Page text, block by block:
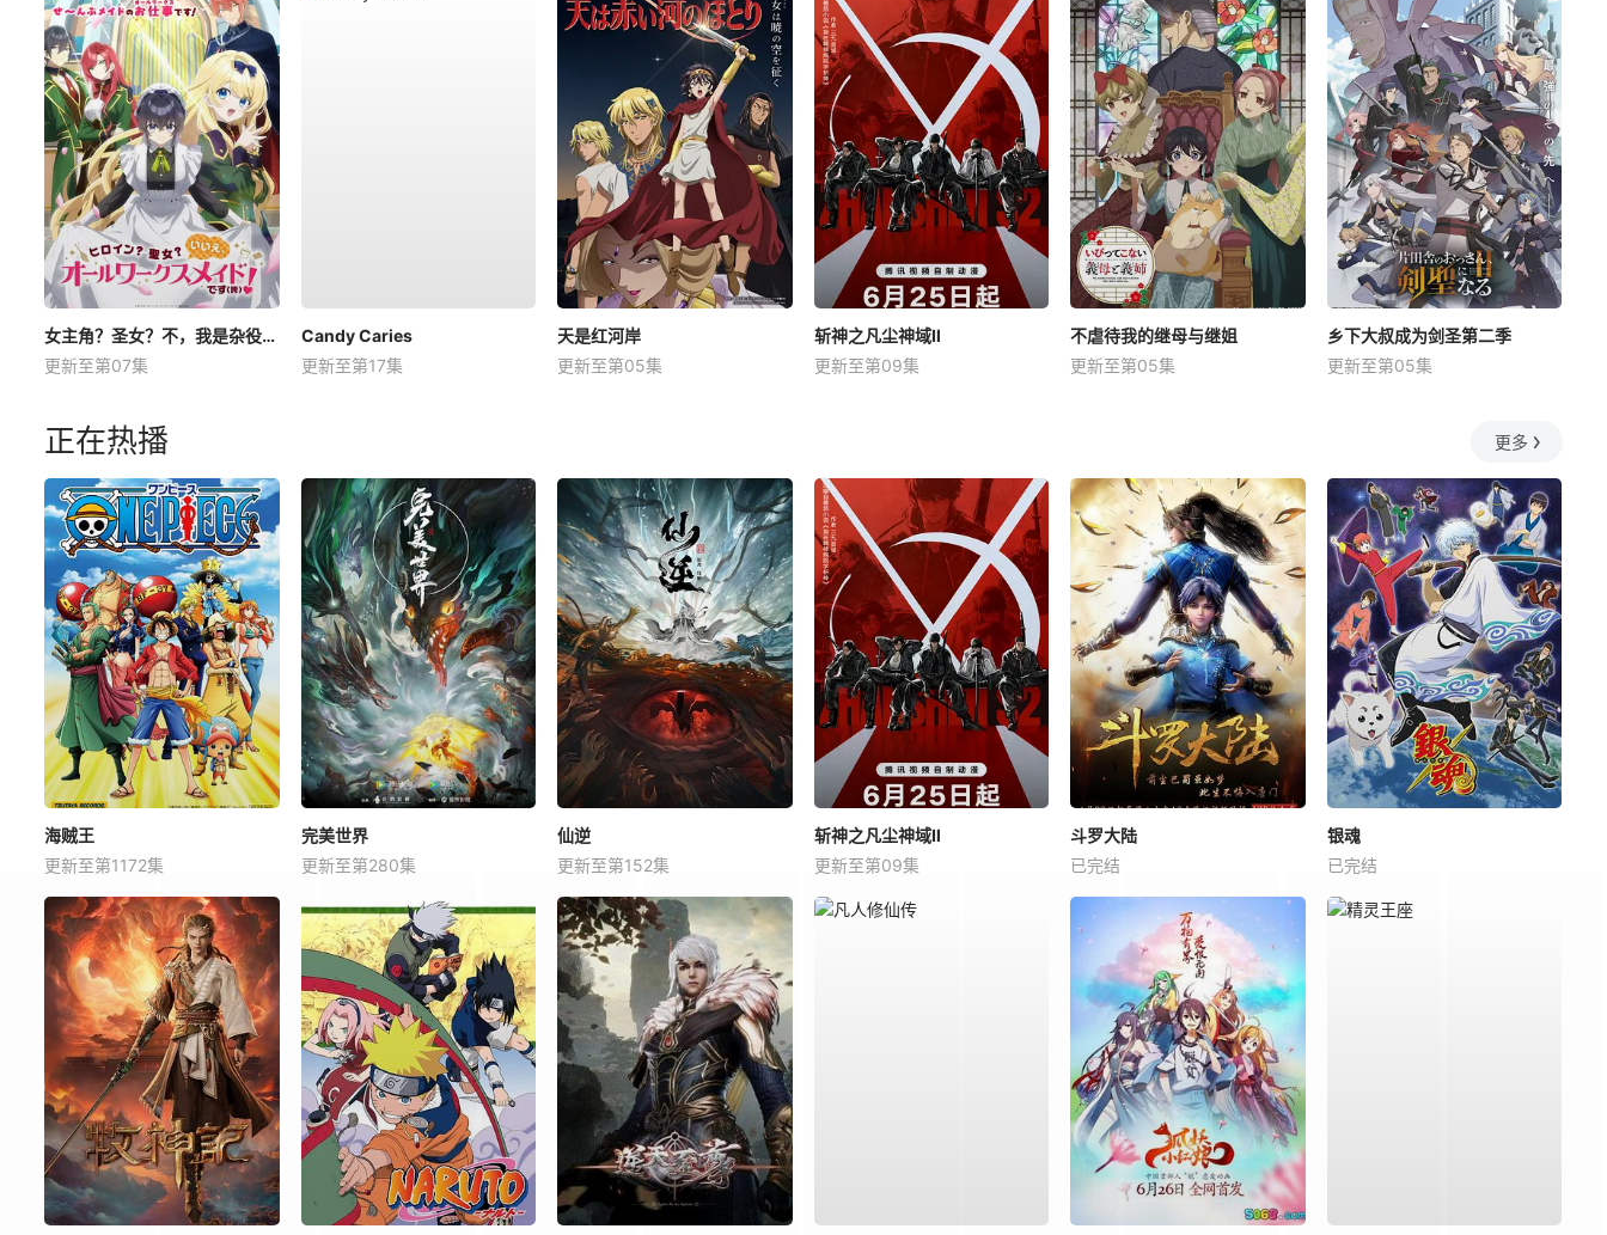
女主角？圣女？不，我是杂役女仆（自豪）！
更新至第07集
Candy Caries
更新至第17集
天是红河岸
更新至第05集
斩神之凡尘神域Ⅱ
更新至第09集
不虐待我的继母与继姐
更新至第05集
乡下大叔成为剑圣第二季
更新至第05集
正在热播 更多
海贼王
更新至第1172集
完美世界
更新至第280集
仙逆
更新至第152集
斩神之凡尘神域Ⅱ
更新至第09集
斗罗大陆
已完结
银魂
已完结